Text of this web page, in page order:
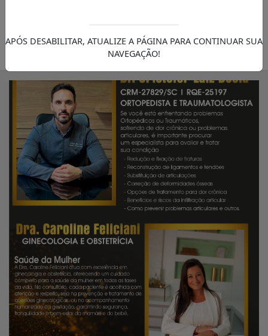
APÓS DESABILITAR, ATUALIZE A PÁGINA PARA CONTINUAR SUA
NAVEGAÇÃO!